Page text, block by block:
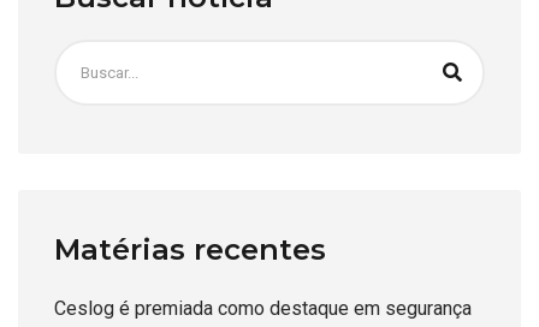
Matérias recentes
Ceslog é premiada como destaque em segurança